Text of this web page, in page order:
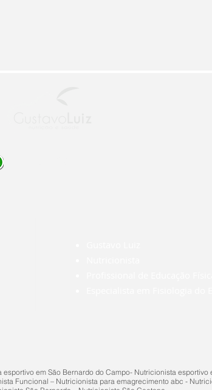
95983-5698
em São Bernardo do Campo- Nutricionista
Funcional – Nutricionista para emagrecimento abc -